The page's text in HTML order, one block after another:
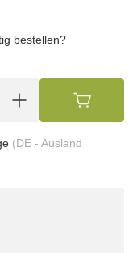
bestellen?
(DE - Ausland